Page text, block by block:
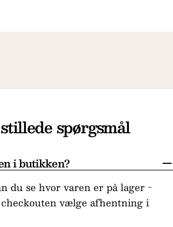
spørgsmål
i butikken?
du se hvor varen er på lager -
vælge afhentning i